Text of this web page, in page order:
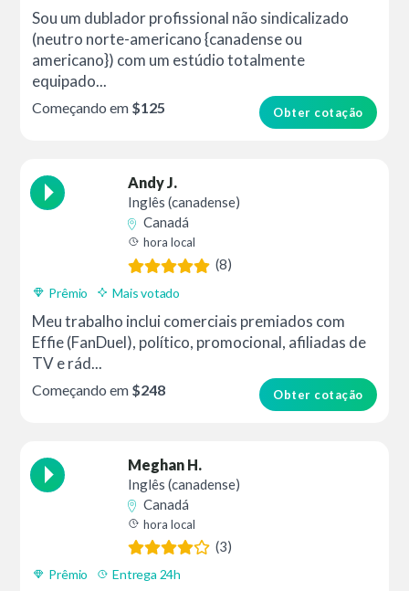
Sou um dublador profissional não sindicalizado
(neutro norte-americano {canadense ou
americano}) com um estúdio totalmente
equipado...
Obter cotação
Começando em $125
Andy J.
Inglês (canadense)
Canadá
hora local
(8)
Prêmio Mais votado
Meu trabalho inclui comerciais premiados com
Effie (FanDuel), político, promocional, afiliadas de
TV e rád...
Obter cotação
Começando em $248
Meghan H.
Inglês (canadense)
Canadá
hora local
(3)
Prêmio Entrega 24h